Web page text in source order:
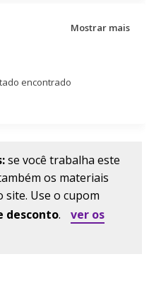
Mostrar mais
encontrado
se você trabalha este
os materiais
site. Use o cupom
desconto.
ver os